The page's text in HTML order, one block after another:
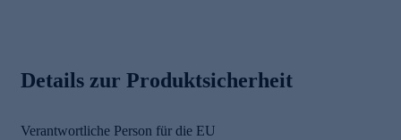
Details zur Produktsicherheit
Verantwortliche Person für die EU